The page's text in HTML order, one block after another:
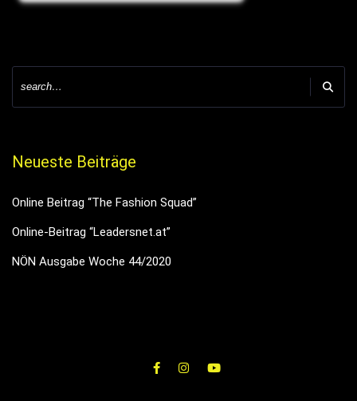
Neueste Beiträge
Online Beitrag “The Fashion Squad”
Online-Beitrag “Leadersnet.at”
NÖN Ausgabe Woche 44/2020